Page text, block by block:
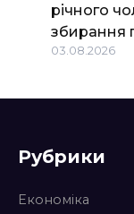
річного
збирання
03.08.2026
Рубрики
Економіка